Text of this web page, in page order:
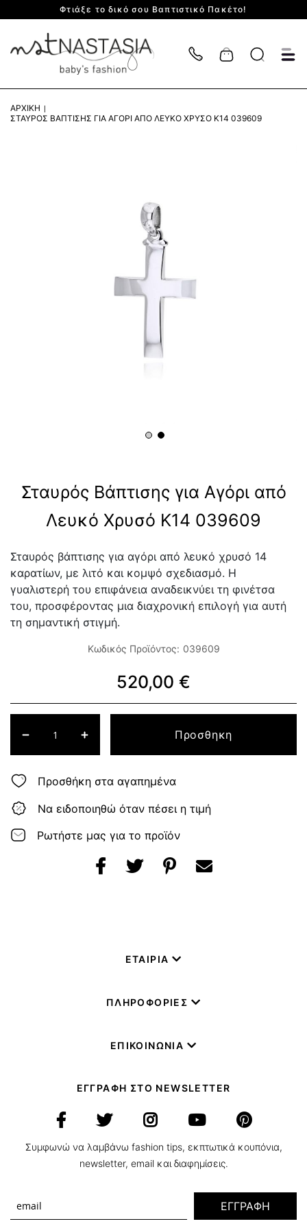
Φτιάξε το δικό σου Βαπτιστικό Πακέτο!
Cart
ΑΡΧΙΚΉ
ΣΤΑΥΡΌΣ ΒΆΠΤΙΣΗΣ ΓΙΑ ΑΓΌΡΙ ΑΠΌ ΛΕΥΚΌ ΧΡΥΣΌ Κ14 039609
Σταυρός Βάπτισης για Αγόρι από
Λευκό Χρυσό Κ14 039609
Σταυρός βάπτισης για αγόρι από λευκό χρυσό 14
καρατίων, με λιτό και κομψό σχεδιασμό. Η
γυαλιστερή του επιφάνεια αναδεικνύει τη φινέτσα
του, προσφέροντας μια διαχρονική επιλογή για αυτή
τη σημαντική στιγμή.
Κωδικός Προϊόντος: 039609
520,00 €
Προσθηκη
Προσθήκη στα αγαπημένα
Να ειδοποιηθώ όταν πέσει η τιμή
Ρωτήστε μας για το προϊόν
ΕΤΑΙΡΙΑ
ΠΛΗΡΟΦΟΡΙΕΣ
ΕΠΙΚΟΙΝΩΝΙΑ
ΕΓΓΡΑΦΗ ΣΤΟ NEWSLETTER
Συμφωνώ να λαμβάνω fashion tips, εκπτωτικά κουπόνια,
newsletter, email και διαφημίσεις.
ΕΓΓΡΑΦΗ